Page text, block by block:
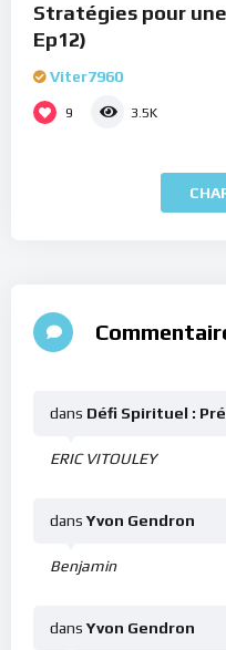
Stratégies pour une
Ep12)
Viter7960
9 3.5K
ERIC VITOULEY
dans Défi Spirituel :
Benjamin
dans Yvon Gendron
dans Yvon Gendron